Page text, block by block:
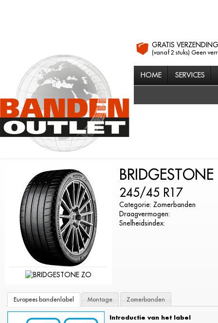
GRATIS VERZENDING
(vanaf 2 stuks) Geen
HOME SERVICES
245/45 R17
Categorie: Zomerbanden
Draagvermogen:
Snelheidsindex:
Europees bandenlabel Montage Zomerbanden
Introductie van het label